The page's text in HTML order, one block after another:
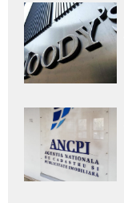
Adaugă
aici textul
pentru
subtitlu
Adaugă
aici textul
pentru
subtitlu